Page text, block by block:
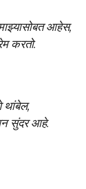
आहेस,
करतो.
सुंदर आहे.